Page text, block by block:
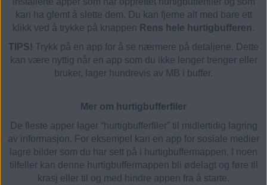
kan ha glemt å slette dem. Du kan fjerne alt med bare ett
klikk ved å trykke på knappen Rens hele hurtigbufferen.
TIPS! Trykk på en app for å se nærmere på detaljene. Dette
kan være nyttig når en app som du ikke lenger trenger eller
bruker, lager hundrevis av MB i buffer.
Mer om hurtigbufferfiler
De fleste apper lager “hurtigbufferfiler” til midlertidig lagring
av informasjon. For eksempel kan en app for sosiale medier
lagre bilder som du har sett på i hurtigbuffermappen. I noen
tilfeller kan denne hurtigbuffermappen bli ødelagt og føre til
krasj eller til og med hindre appen fra å starte.